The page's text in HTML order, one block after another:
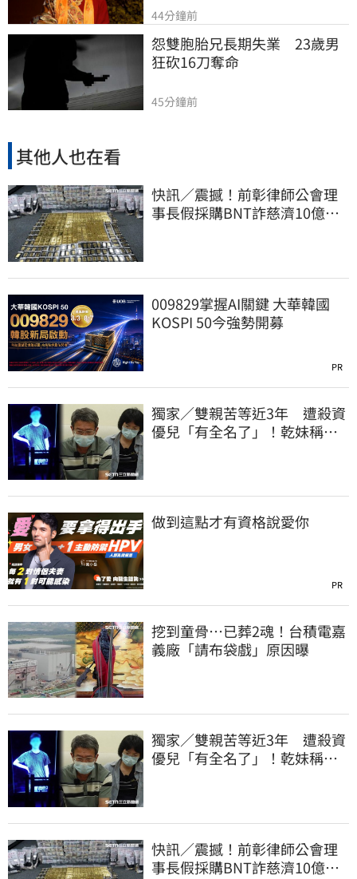
44分鐘前
怨雙胞胎兄長期失業　23歲男
狂砍16刀奪命
45分鐘前
其他人也在看
快訊／震撼！前彰律師公會理
事長假採購BNT詐慈濟10億、
009829掌握AI關鍵 大華韓國
KOSPI 50今強勢開募
PR
獨家／雙親苦等近3年 遭殺資
優兒「有全名了」！乾妹稱賠
做到這點才有資格說愛你
PR
挖到童骨…已葬2魂！台積電嘉
義廠「請布袋戲」原因曝
獨家／雙親苦等近3年 遭殺資
優兒「有全名了」！乾妹稱賠
快訊／震撼！前彰律師公會理
事長假採購BNT詐慈濟10億、